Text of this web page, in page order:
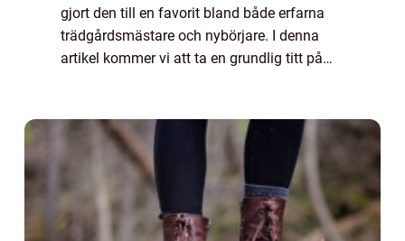
gjort den till en favorit bland både erfarna
trädgårdsmästare och nybörjare. I denna
artikel kommer vi att ta en grundlig titt på